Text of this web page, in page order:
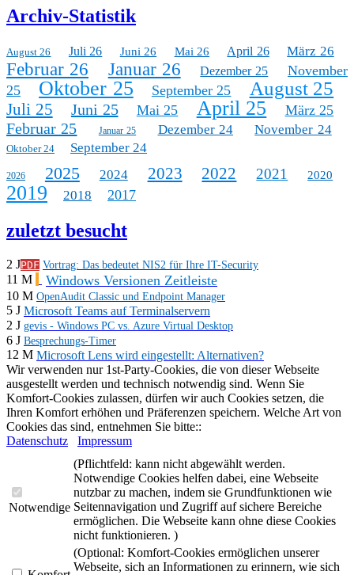
Archiv-Statistik
August 26 Juli 26 Juni 26 Mai 26 April 26 März 26
Februar 26 Januar 26 Dezember 25
November
25
Oktober 25 September 25 August 25
Juli 25 Juni 25 Mai 25 April 25 März 25
Februar 25 Januar 25 Dezember 24 November 24
Oktober 24 September 24
2026 2025 2024 2023 2022 2021 2020
2019 2018 2017
zuletzt besucht
2 JPDF Vortrag: Das bedeutet NIS2 für Ihre IT-Security
11 M Windows Versionen Zeitleiste
10 M OpenAudit Classic und Endpoint Manager
5 J Microsoft Teams auf Terminalservern
2 J gevis - Windows PC vs. Azure Virtual Desktop
6 J Besprechungs-Timer
12 M Microsoft Lens wird eingestellt: Alternativen?
Wir verwenden nur 1st-Party-Cookies, die von dieser Webseite
ausgestellt werden und technisch notwendig sind. Wenn Sie
Komfort-Cookies zulassen, dürfen wir auch Cookies setzen, die
Ihren Komfort erhöhen und Präferenzen speichern. Welche Art von
Cookies das sind, entnehmen Sie bitte::
Datenschutz
Impressum
Notwendige
(Pflichtfeld: kann nicht abgewählt werden.
Notwendige Cookies helfen dabei, eine Webseite
nutzbar zu machen, indem sie Grundfunktionen wie
Seitennavigation und Zugriff auf sichere Bereiche
ermöglichen. Die Webseite kann ohne diese Cookies
nicht funktionieren. )
(Optional: Komfort-Cookies ermöglichen unserer
Webseite, sich an Informationen zu erinnern, wie sich